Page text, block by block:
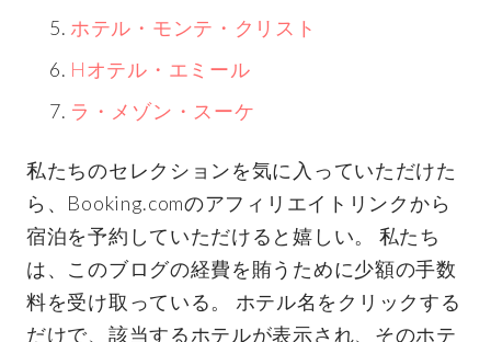
ホテル・モンテ・クリスト
Hオテル・エミール
ラ・メゾン・スーケ
私たちのセレクションを気に入っていただけた
ら、Booking.comのアフィリエイトリンクから
宿泊を予約していただけると嬉しい。 私たち
は、このブログの経費を賄うために少額の手数
料を受け取っている。 ホテル名をクリックする
だけで、該当するホテルが表示され、そのホテ